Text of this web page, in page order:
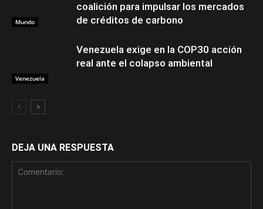
Mundo
coalición para impulsar los mercados
de créditos de carbono
Venezuela
Venezuela exige en la COP30 acción
real ante el colapso ambiental
DEJA UNA RESPUESTA